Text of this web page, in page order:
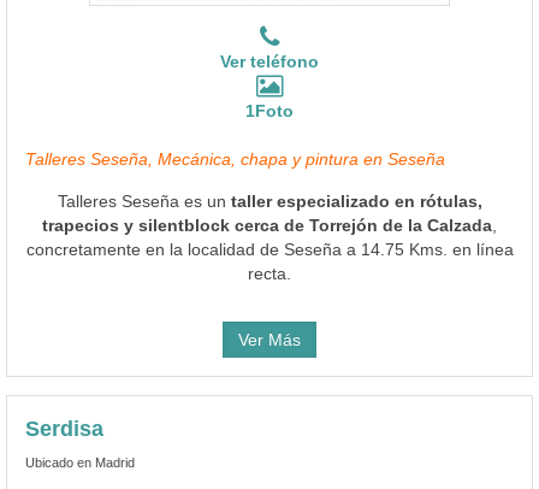
Ver teléfono
1Foto
Talleres Seseña, Mecánica, chapa y pintura en Seseña
Talleres Seseña es un taller especializado en rótulas,
trapecios y silentblock cerca de Torrejón de la Calzada
concretamente en la localidad de Seseña a 14.75 Kms. en línea
recta.
Ver Más
Serdisa
Ubicado en Madrid